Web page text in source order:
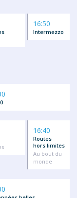
16:50
Intermezzo
16:40
Routes
hors limites
Au bout du
monde